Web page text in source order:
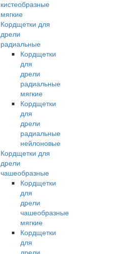
кистеобразные
мягкие
Кордщетки для
дрели
радиальные
Кордщетки
для
дрели
радиальные
мягкие
Кордщетки
для
дрели
радиальные
нейлоновые
Кордщетки для
дрели
чашеобразные
Кордщетки
для
дрели
чашеобразные
мягкие
Кордщетки
для
дрели